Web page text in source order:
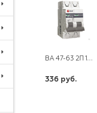
ВА 47-63 2П 16 А "С" PROXIMA EKF
336 руб.